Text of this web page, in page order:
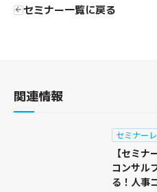
セミナー一覧に戻る
関連情報
セミナー
【セミ
コンサル
る！人事